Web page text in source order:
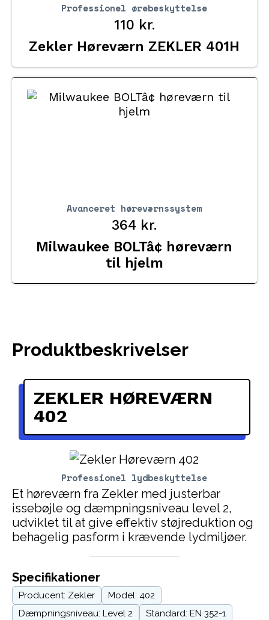
Professionel ørebeskyttelse
Zekler Høreværn ZEKLER 401H
110 kr.
Avanceret høreværnssystem
Milwaukee BOLTâ¢ høreværn
til hjelm
364 kr.
Produktbeskrivelser
Professionel lydbeskyttelse
ZEKLER HØREVÆRN
402
Et høreværn fra Zekler med justerbar
issebøjle og dæmpningsniveau level 2,
udviklet til at give effektiv støjreduktion og
behagelig pasform i krævende lydmiljøer.
Specifikationer
Producent: Zekler
Model: 402
Dæmpningsniveau: Level 2
Standard: EN 352-1